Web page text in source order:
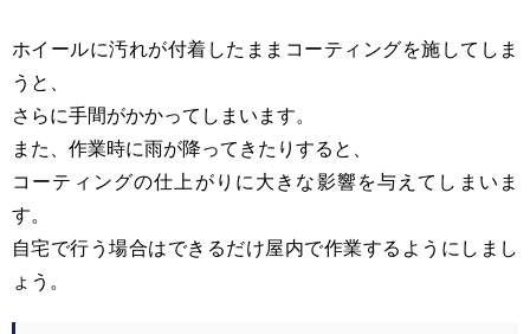
ホイールに汚れが付着したままコーティングを施してしま
うと、
さらに手間がかかってしまいます。
また、作業時に雨が降ってきたりすると、
コーティングの仕上がりに大きな影響を与えてしまいま
す。
自宅で行う場合はできるだけ屋内で作業するようにしまし
ょう。